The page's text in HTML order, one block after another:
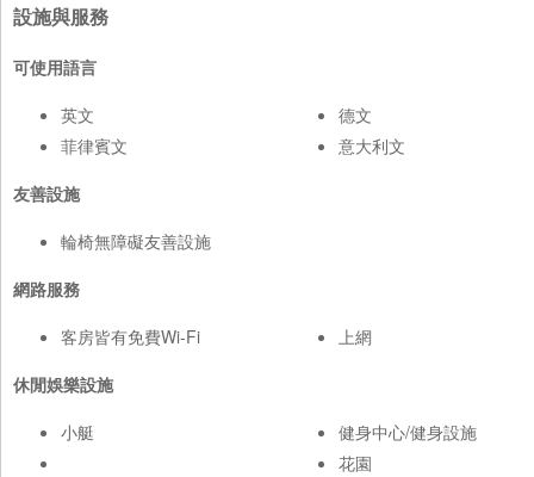
設施與服務
可使用語言
英文
菲律賓文
德文
意大利文
友善設施
輪椅無障礙友善設施
網路服務
客房皆有免費Wi-Fi
上網
休閒娛樂設施
小艇
健身中心/健身設施
花園